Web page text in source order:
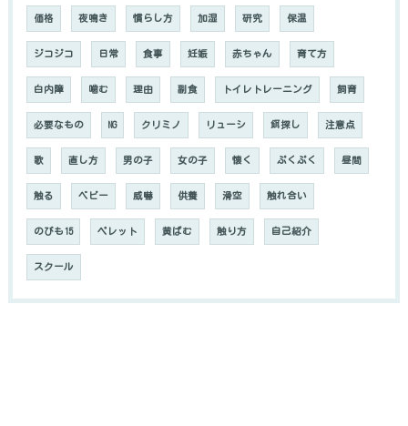
価格 夜鳴き 慣らし方 加湿 研究 保温
ジコジコ 日常 食事 妊娠 赤ちゃん 育て方
白内障 噛む 理由 副食 トイレトレーニング 飼育
必要なもの NG クリミノ リューシ 餌探し 注意点
歌 直し方 男の子 女の子 懐く ぷくぷく 昼間
触る ベビー 威嚇 供養 滑空 触れ合い
のびも15 ペレット 黄ばむ 触り方 自己紹介
スクール